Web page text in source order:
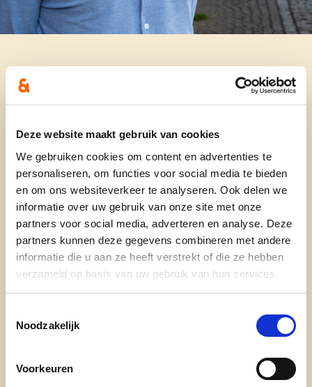
Deze website maakt gebruik van cookies
We gebruiken cookies om content en advertenties te
personaliseren, om functies voor social media te bieden
en om ons websiteverkeer te analyseren. Ook delen we
informatie over uw gebruik van onze site met onze
partners voor social media, adverteren en analyse. Deze
partners kunnen deze gegevens combineren met andere
informatie die u aan ze heeft verstrekt of die ze hebben
verzameld op basis van uw gebruik van hun services.
Noodzakelijk
Voorkeuren
Met elkaar, voor elkaar !
Als geboren Ruiseledenaar en bestuurslid van
UNIZO Ruiselede wil ik mij inzetten voor een sterk
Ruiselede binnen een krachtige fusiegemeente
Wingene. Ik focus op een stimulerend
economisch beleid, de uitbouw van KMO-zones,
en efficiënte toegang tot gemeentediensten.
Bovendien zet ik me in voor het onderhoud van
sportinfrastructuur en een kwaliteitsvol
vrijetijdsaanbod.
ondernemers en burgers hun potentieel volledig
Wie ben ik?